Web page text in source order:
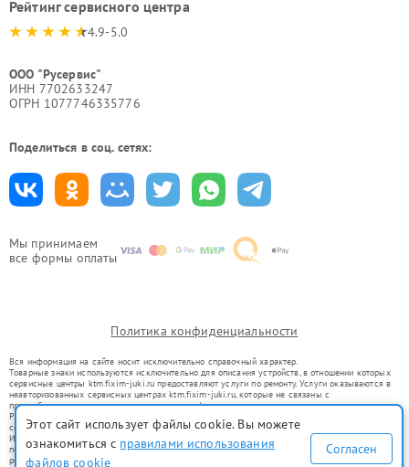
Мы принимаем
все формы оплаты
Рейтинг сервисного центра
4.9-5.0
ООО "Русервис"
ИНН 7702633247
ОГРН 1077746335776
Поделиться в соц. сетях:
Политика конфиденциальности
Вся информация на сайте носит исключительно справочный характер.
Товарные знаки используются исключительно для описания устройств, в отношении которых
сервисные центры ktm.fixim-juki.ru предоставляют услуги по ремонту. Услуги оказываются в
неавторизованных сервисных центрах ktm.fixim-juki.ru, которые не связаны с
правообладателями товарных знаков или их официальными представителями.
Ремонт осуществляется для устройств, уже введенных в гражданский оборот в соответствии
со статьей 1487 ГК РФ.
Использование товарных знаков не преследует цели индивидуализации услуг или введения
потребителей в заблуждение, а служит для информирования о предоставляемых услугах по
ремонту техники указанных брендов.
Этот сайт использует файлы cookie. Вы можете
ознакомиться с правилами использования
файлов cookie
Согласен